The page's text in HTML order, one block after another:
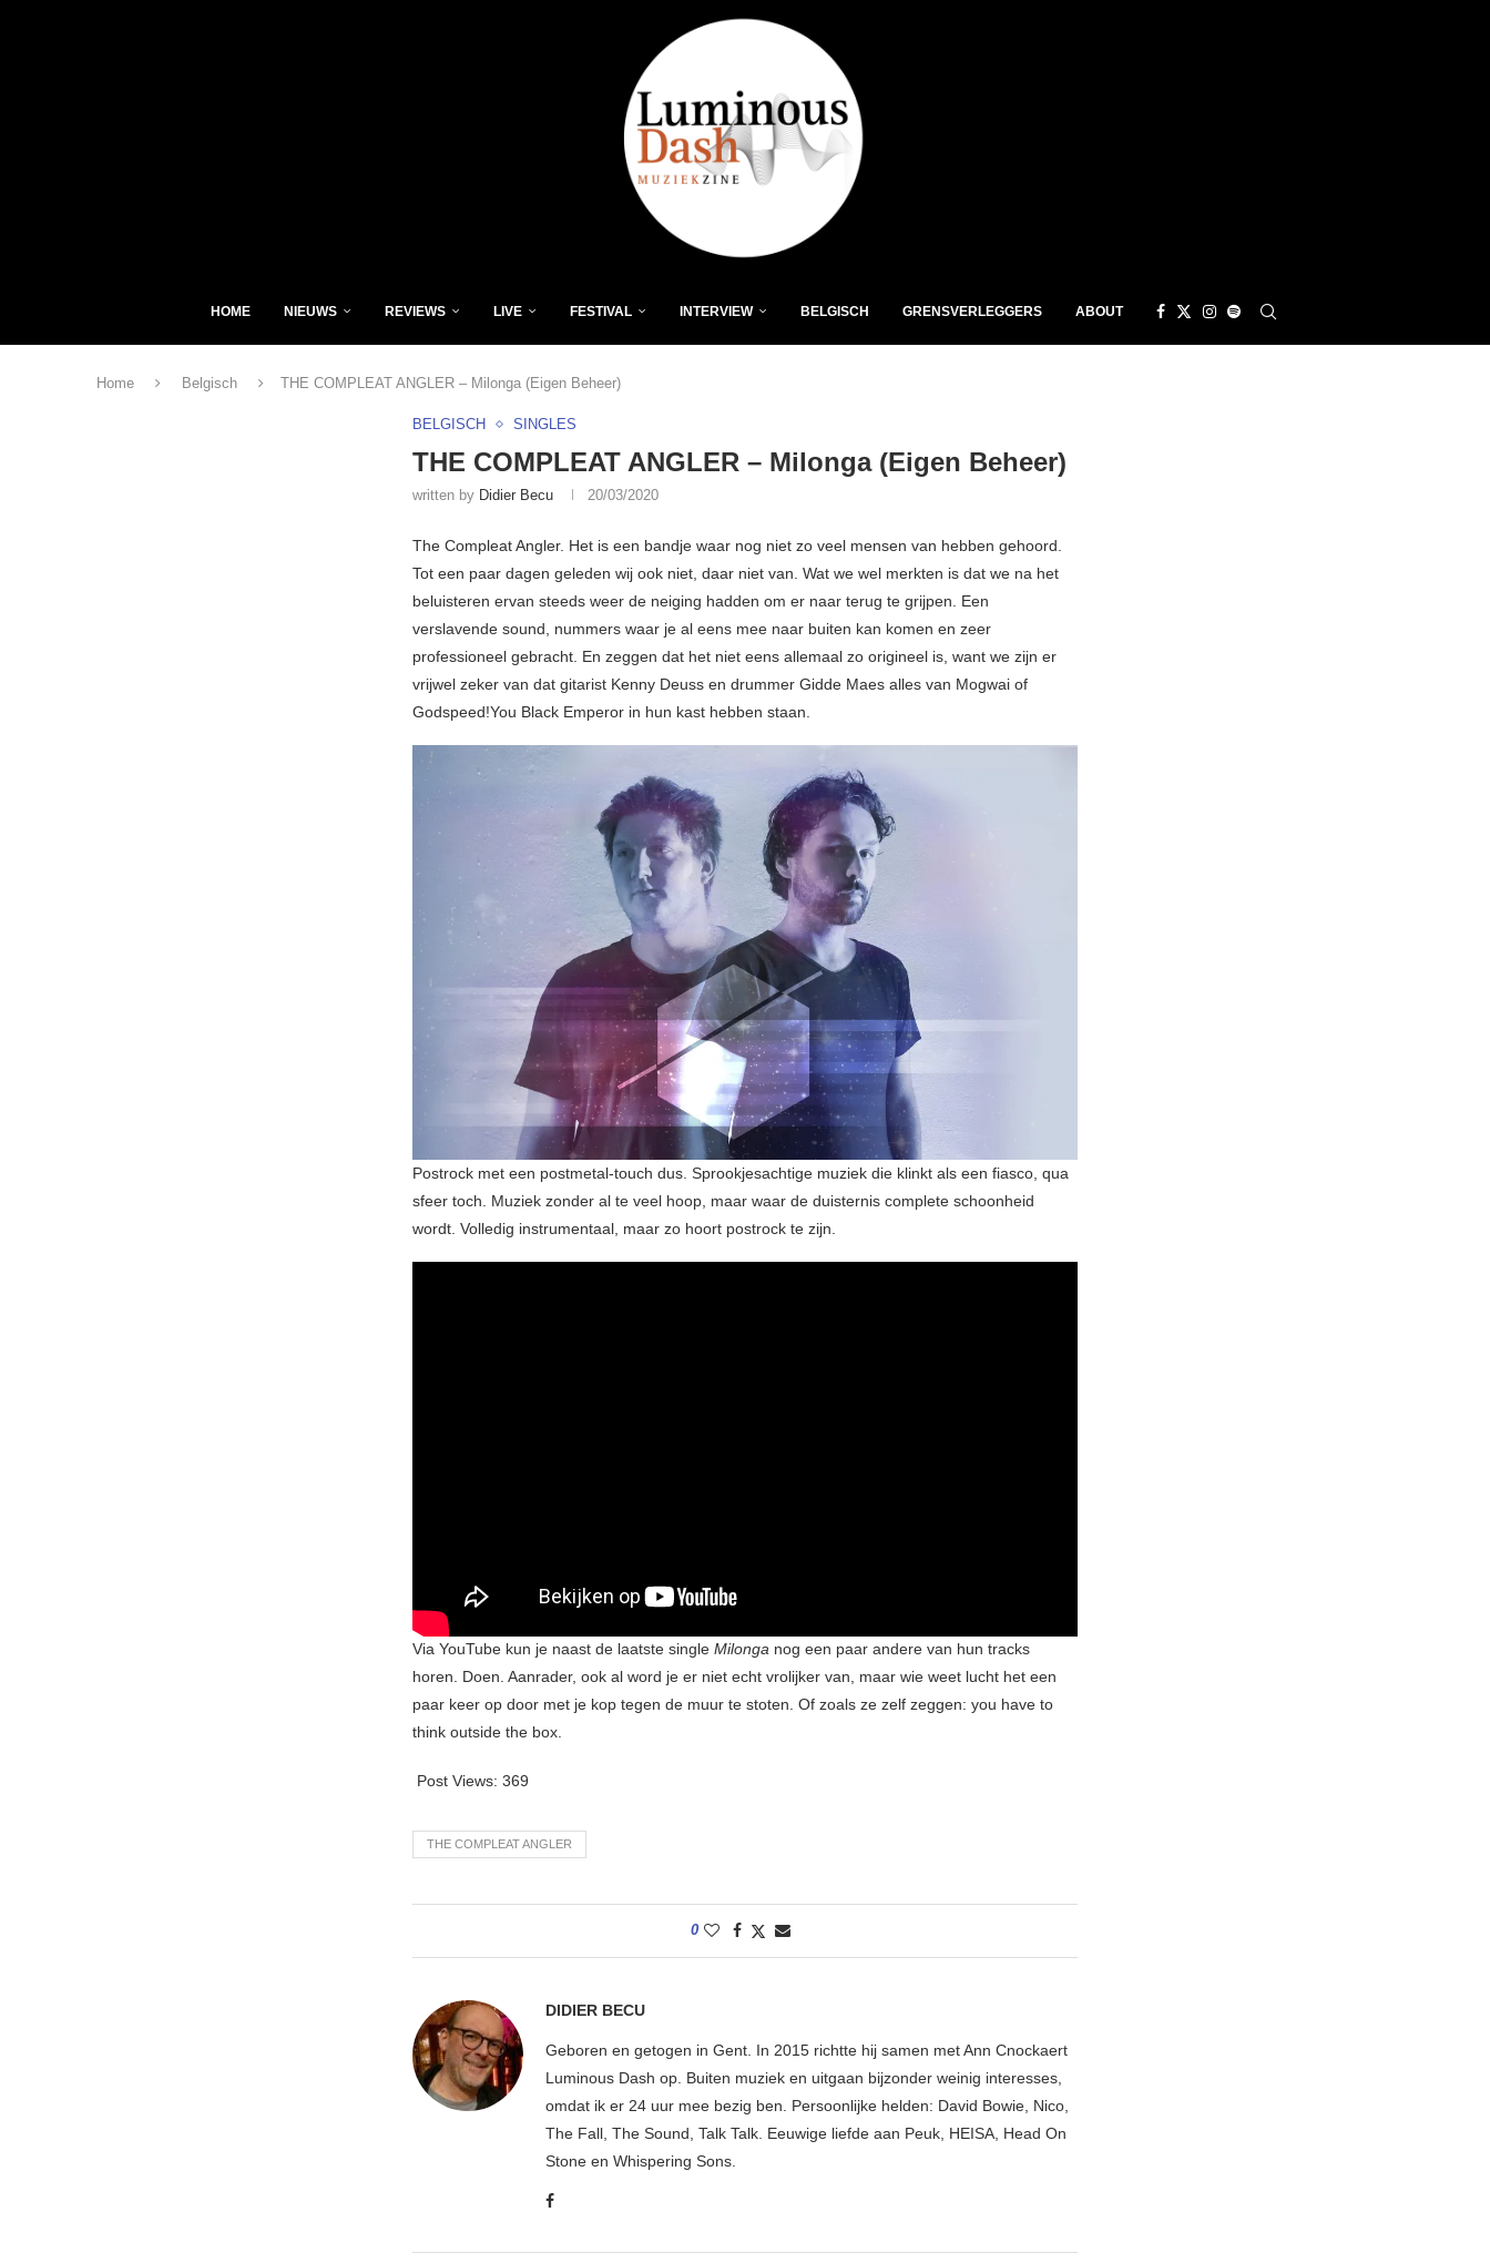
HOME NIEUWS REVIEWS LIVE FESTIVAL INTERVIEW BELGISCH GRENSVERLEGGERS ABOUT
Home Belgisch THE COMPLEAT ANGLER – Milonga (Eigen Beheer)
BELGISCH SINGLES
THE COMPLEAT ANGLER – Milonga (Eigen Beheer)
written by Didier Becu 20/03/2020
The Compleat Angler. Het is een bandje waar nog niet zo veel mensen van hebben gehoord.
Tot een paar dagen geleden wij ook niet, daar niet van. Wat we wel merkten is dat we na het
beluisteren ervan steeds weer de neiging hadden om er naar terug te grijpen. Een
verslavende sound, nummers waar je al eens mee naar buiten kan komen en zeer
professioneel gebracht. En zeggen dat het niet eens allemaal zo origineel is, want we zijn er
vrijwel zeker van dat gitarist Kenny Deuss en drummer Gidde Maes alles van Mogwai of
Godspeed!You Black Emperor in hun kast hebben staan.
Postrock met een postmetal-touch dus. Sprookjesachtige muziek die klinkt als een fiasco, qua
sfeer toch. Muziek zonder al te veel hoop, maar waar de duisternis complete schoonheid
wordt. Volledig instrumentaal, maar zo hoort postrock te zijn.
Via YouTube kun je naast de laatste single Milonga nog een paar andere van hun tracks
horen. Doen. Aanrader, ook al word je er niet echt vrolijker van, maar wie weet lucht het een
paar keer op door met je kop tegen de muur te stoten. Of zoals ze zelf zeggen: you have to
think outside the box.
Post Views: 369
THE COMPLEAT ANGLER
0
DIDIER BECU
Geboren en getogen in Gent. In 2015 richtte hij samen met Ann Cnockaert
Luminous Dash op. Buiten muziek en uitgaan bijzonder weinig interesses,
omdat ik er 24 uur mee bezig ben. Persoonlijke helden: David Bowie, Nico,
The Fall, The Sound, Talk Talk. Eeuwige liefde aan Peuk, HEISA, Head On
Stone en Whispering Sons.